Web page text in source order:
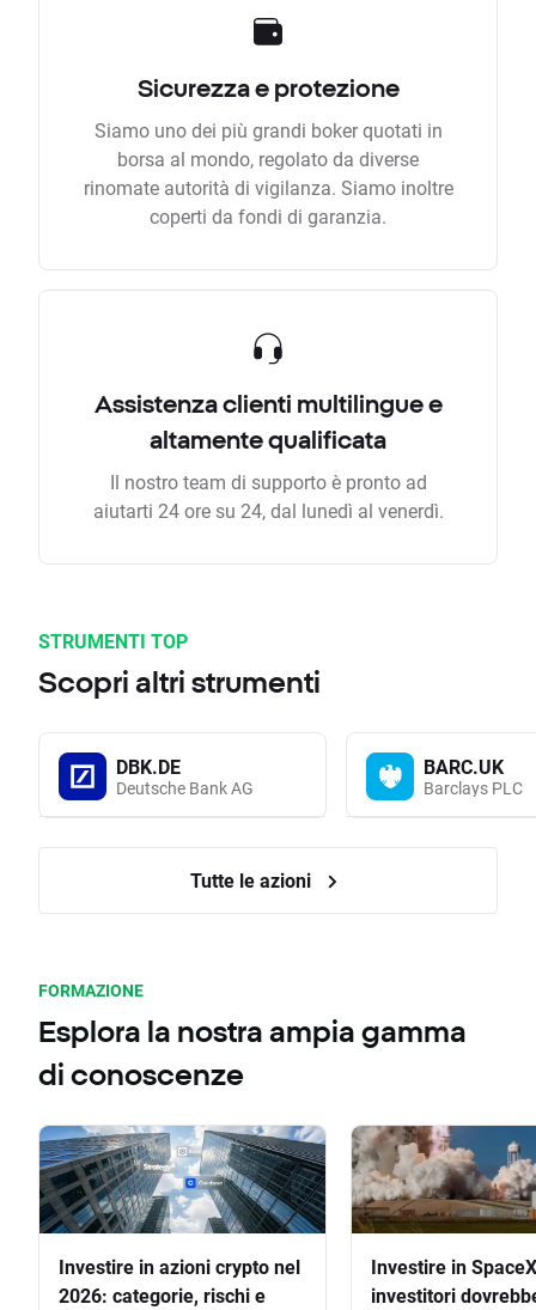
Sicurezza e protezione
Siamo uno dei più grandi boker quotati in
borsa al mondo, regolato da diverse
rinomate autorità di vigilanza. Siamo inoltre
coperti da fondi di garanzia.
Assistenza clienti multilingue e
altamente qualificata
Il nostro team di supporto è pronto ad
aiutarti 24 ore su 24, dal lunedì al venerdì.
STRUMENTI TOP
Scopri altri strumenti
DBK.DE
Deutsche Bank AG
BARC.UK
Barclays PLC
Tutte le azioni
FORMAZIONE
Esplora la nostra ampia gamma
di conoscenze
Investire in azioni crypto nel
2026: categorie, rischi e
Investire in
investitori